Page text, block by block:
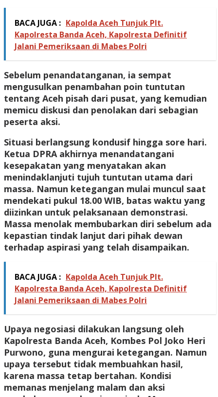
BACA JUGA : Kapolda Aceh Tunjuk Plt.
Kapolresta Banda Aceh, Kapolresta Definitif
Jalani Pemeriksaan di Mabes Polri
Sebelum penandatanganan, ia sempat
mengusulkan penambahan poin tuntutan
tentang Aceh pisah dari pusat, yang kemudian
memicu diskusi dan penolakan dari sebagian
peserta aksi.
Situasi berlangsung kondusif hingga sore hari.
Ketua DPRA akhirnya menandatangani
kesepakatan yang menyatakan akan
menindaklanjuti tujuh tuntutan utama dari
massa. Namun ketegangan mulai muncul saat
mendekati pukul 18.00 WIB, batas waktu yang
diizinkan untuk pelaksanaan demonstrasi.
Massa menolak membubarkan diri sebelum ada
kepastian tindak lanjut dari pihak dewan
terhadap aspirasi yang telah disampaikan.
BACA JUGA : Kapolda Aceh Tunjuk Plt.
Kapolresta Banda Aceh, Kapolresta Definitif
Jalani Pemeriksaan di Mabes Polri
Upaya negosiasi dilakukan langsung oleh
Kapolresta Banda Aceh, Kombes Pol Joko Heri
Purwono, guna mengurai ketegangan. Namun
upaya tersebut tidak membuahkan hasil,
karena massa tetap bertahan. Kondisi
memanas menjelang malam dan aksi